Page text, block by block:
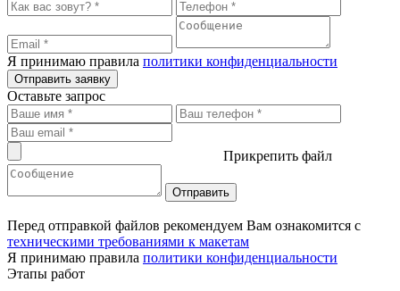
Я принимаю правила политики конфиденциальности
Отправить заявку
Оставьте запрос
Прикрепить файл
Перед отправкой файлов рекомендуем Вам ознакомится с
техническими требованиями к макетам
Я принимаю правила политики конфиденциальности
Этапы работ